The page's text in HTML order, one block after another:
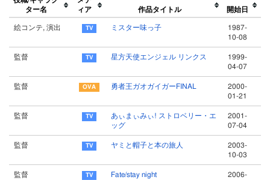
ター名
ィア
作品タイトル 開始日
絵コンテ, 演出 ミスター味っ子
1987-
10-08
監督 星方天使エンジェル リンクス
1999-
04-07
監督 勇者王ガオガイガーFINAL
2000-
01-21
監督
あぃまぃみぃ! ストロベリー・エ
ッグ
2001-
07-04
監督 ヤミと帽子と本の旅人
2003-
10-03
監督 Fate/stay night
2006-